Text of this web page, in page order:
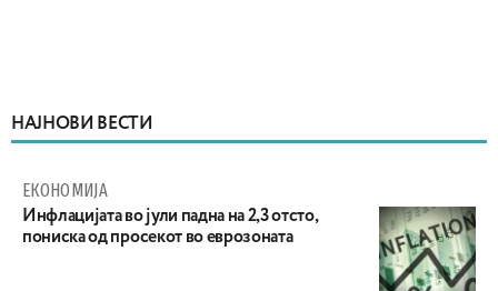
НАЈНОВИ ВЕСТИ
ЕКОНОМИЈА
Инфлацијата во јули падна на 2,3 отсто,
пониска од просекот во еврозоната